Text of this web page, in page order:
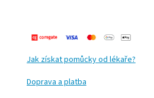
Jak získat pomůcky od lékaře?
Doprava a platba